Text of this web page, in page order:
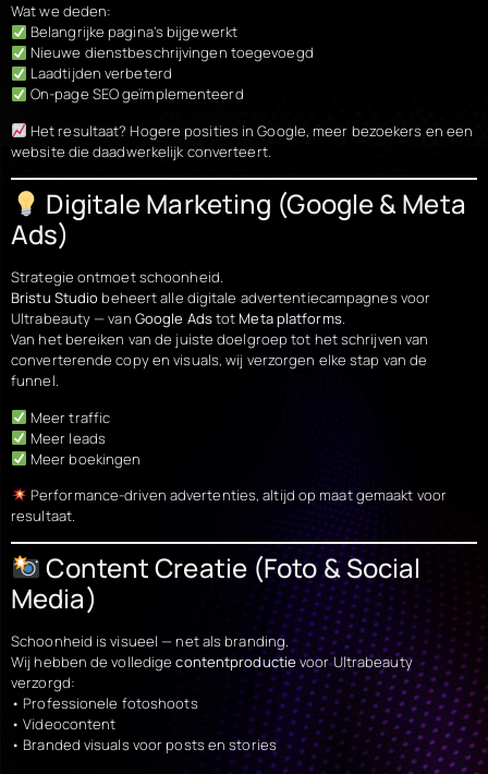
Wat we deden:
Belangrijke pagina’s bijgewerkt
Nieuwe dienstbeschrijvingen toegevoegd
Laadtijden verbeterd
On-page SEO geïmplementeerd
Het resultaat? Hogere posities in Google, meer bezoekers en een
website die daadwerkelijk converteert.
Digitale Marketing (Google & Meta
Ads)
Strategie ontmoet schoonheid.
Bristu Studio beheert alle digitale advertentiecampagnes voor
Ultrabeauty — van Google Adstot Meta platforms.
Van het bereiken van de juiste doelgroep tot het schrijven van
converterende copy en visuals, wij verzorgen elke stap van de
funnel.
Meer traffic
Meer leads
Meer boekingen
Performance-driven advertenties, altijd op maat gemaakt voor
resultaat.
Content Creatie (Foto & Social
Media)
Schoonheid is visueel — net als branding.
Wij hebben de volledigecontentproductievoor Ultrabeauty
verzorgd:
• Professionele fotoshoots
• Videocontent
• Branded visuals voor posts en stories